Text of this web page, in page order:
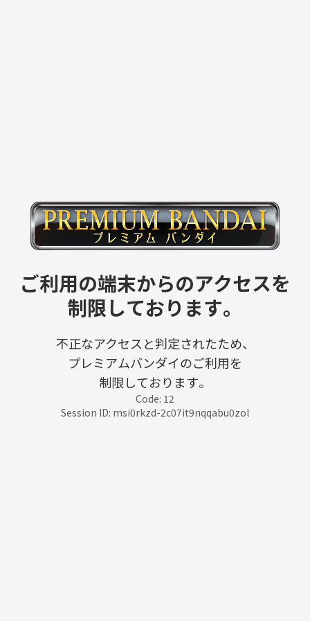
ご利用の端末からのアクセスを
制限しております。
不正なアクセスと判定されたため、
プレミアムバンダイのご利用を
制限しております。
Code: 12
Session ID: msi0rkzd-2c07it9nqqabu0zol